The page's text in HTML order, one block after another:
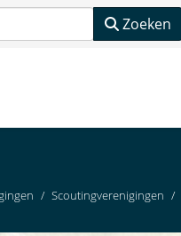
Zoeken
Scoutingverenigingen